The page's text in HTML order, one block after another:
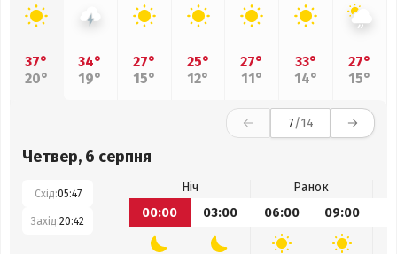
37°
20°
34°
19°
27°
15°
25°
12°
27°
11°
33°
14°
27°
15°
7/14
Четвер, 6 серпня
Схід:05:47
Захід:20:42
Ніч
Ранок
00:00
03:00 06:00 09:00